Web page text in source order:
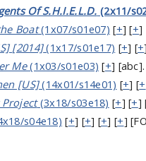
Of S.H.I.E.L.D. (2x11/
Boat(1x07/s01e07) [+] [+]
[2014](1x17/s01e17) [+] [+
Me(1x03/s01e03) [+] [abc].
[US](14x01/s14e01) [+] [+
(3x18/s03e18) [+] [+]
s04e18) [+] [+] [+] [+]